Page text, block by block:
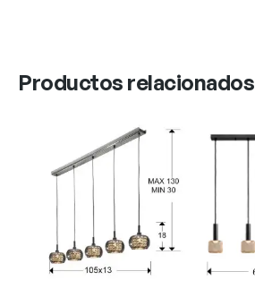
Productos relacionados